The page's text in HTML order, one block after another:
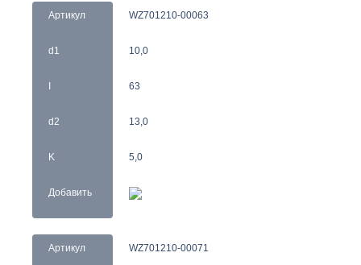
Артикул
d1
I
d2
K
Добавить
WZ701210-00063
10,0
63
13,0
5,0
Артикул WZ701210-00071